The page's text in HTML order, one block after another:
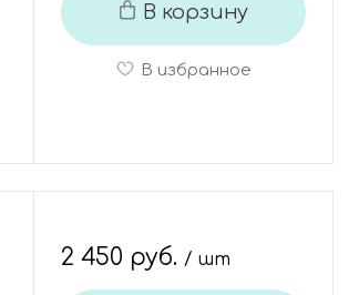
В корзину
В избранное
2 450 руб. / шт